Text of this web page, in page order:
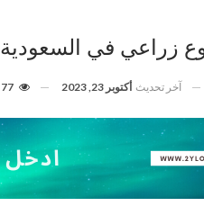
زراعي في السعودية
آخر تحديث أكتوبر 23, 2023 77